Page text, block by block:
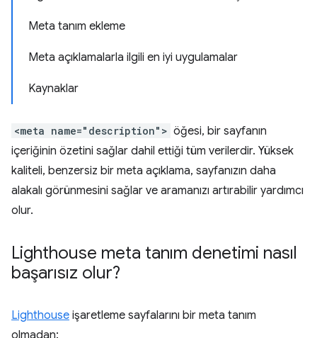
Meta tanım ekleme
Meta açıklamalarla ilgili en iyi uygulamalar
Kaynaklar
<meta name="description"> öğesi, bir sayfanın
içeriğinin özetini sağlar dahil ettiği tüm verilerdir. Yüksek
kaliteli, benzersiz bir meta açıklama, sayfanızın daha
alakalı görünmesini sağlar ve aramanızı artırabilir yardımcı
olur.
Lighthouse meta tanım denetimi nasıl
başarısız olur?
Lighthouse işaretleme sayfalarını bir meta tanım
olmadan: